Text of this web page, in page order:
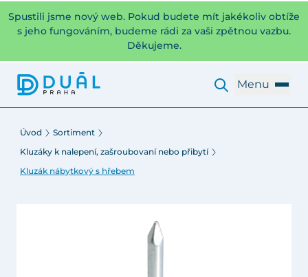
Spustili jsme nový web. Pokud budete mít jakékoliv obtíže
s jeho fungováním, budeme rádi za vaši zpětnou vazbu.
Děkujeme.
Menu
Úvod
Sortiment
Kluzáky k nalepení, zašroubovaní nebo přibytí
Kluzák nábytkový s hřebem